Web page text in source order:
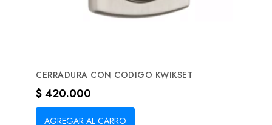
CERRADURA CON CODIGO KWIKSET
Precio
$ 420.000
AGREGAR AL CARRO